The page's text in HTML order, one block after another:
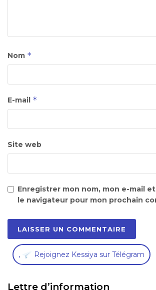
Nom *
E-mail *
Site web
Enregistrer mon nom, mon e-mail
le navigateur pour mon prochain
, Rejoignez Kessiya sur Télégram
Lettre d’information